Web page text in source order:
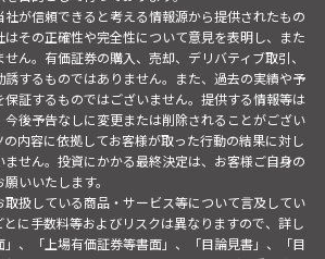
が信頼できると考える情報源から提供されたもの
その正確性や完全性について意見を表明し、また
ん。有価証券の購入、売却、デリバティブ取引、
するものではありません。また、過去の実績や予
証するものではございません。提供する情報等は
後予告なしに変更または削除されることがござい
内容に依拠してお客様が取った行動の結果に対し
せん。投資にかかる最終決定は、お客様ご自身の
いいたします。
扱している商品・サービス等について言及してい
に手数料等およびリスクは異なりますので、詳し
、「上場有価証券等書面」、「目論見書」、「目